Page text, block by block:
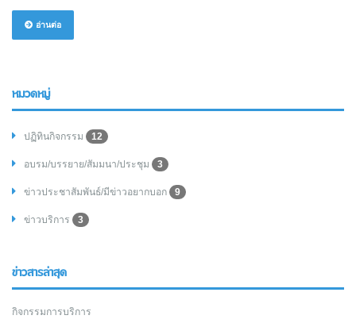
อ่านต่อ
หมวดหมู่
ปฏิทินกิจกรรม 12
อบรม/บรรยาย/สัมมนา/ประชุม 3
ข่าวประชาสัมพันธ์/มีข่าวอยากบอก 9
ข่าวบริการ 3
ข่าวสารล่าสุด
กิจกรรมการบริการ